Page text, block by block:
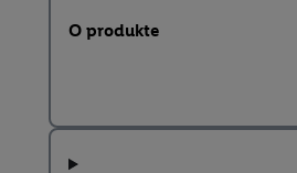
O produkte